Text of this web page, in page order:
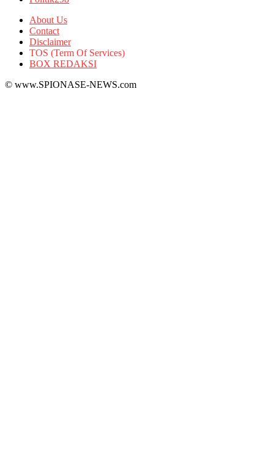
About Us
Contact
Disclaimer
TOS (Term Of Services)
BOX REDAKSI
© www.SPIONASE-NEWS.com